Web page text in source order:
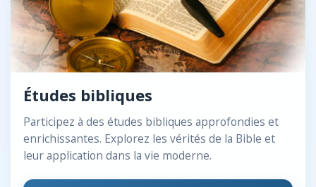
Études bibliques
Participez à des études bibliques approfondies et
enrichissantes. Explorez les vérités de la Bible et
leur application dans la vie moderne.